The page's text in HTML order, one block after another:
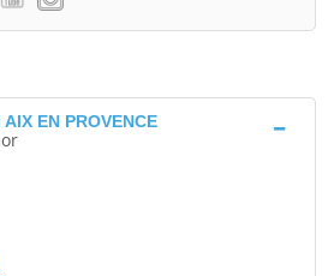
EN PROVENCE